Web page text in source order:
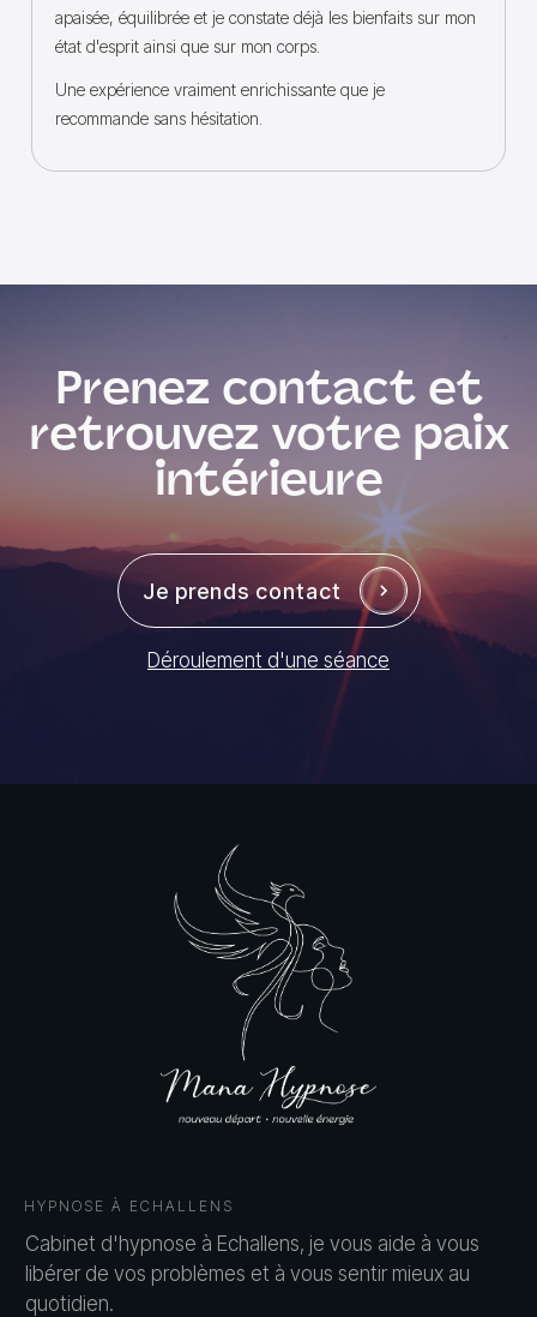
apaisée, équilibrée et je constate déjà les bienfaits sur mon
état d'esprit ainsi que sur mon corps.
Une expérience vraiment enrichissante que je
recommande sans hésitation.
Prenez contact et
retrouvez votre paix
intérieure
Je prends contact
Déroulement d'une séance
HYPNOSE À ECHALLENS
Cabinet d'hypnose à Echallens, je vous aide à vous
libérer de vos problèmes et à vous sentir mieux au
quotidien.